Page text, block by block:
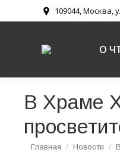
109044, Москва,
О
В Храме
Вы здесь:
Главная Новости